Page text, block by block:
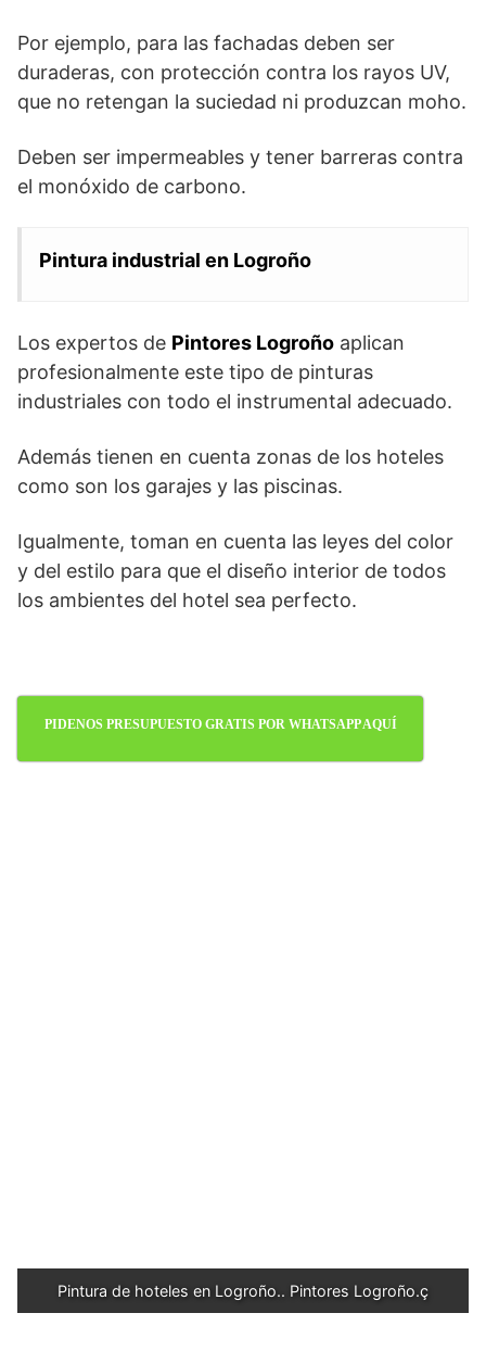
Por ejemplo, para las fachadas deben ser
duraderas, con protección contra los rayos UV,
que no retengan la suciedad ni produzcan moho.
Deben ser impermeables y tener barreras contra
el monóxido de carbono.
Pintura industrial en Logroño
Los expertos de Pintores Logroño aplican
profesionalmente este tipo de pinturas
industriales con todo el instrumental adecuado.
Además tienen en cuenta zonas de los hoteles
como son los garajes y las piscinas.
Igualmente, toman en cuenta las leyes del color
y del estilo para que el diseño interior de todos
los ambientes del hotel sea perfecto.
PIDENOS PRESUPUESTO GRATIS POR WHATSAPP AQUÍ
Pintura de hoteles en Logroño.. Pintores Logroño.ç